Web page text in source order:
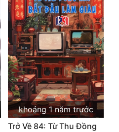
khoảng 1 năm trước
Trở Về 84: Từ Thu Đồng